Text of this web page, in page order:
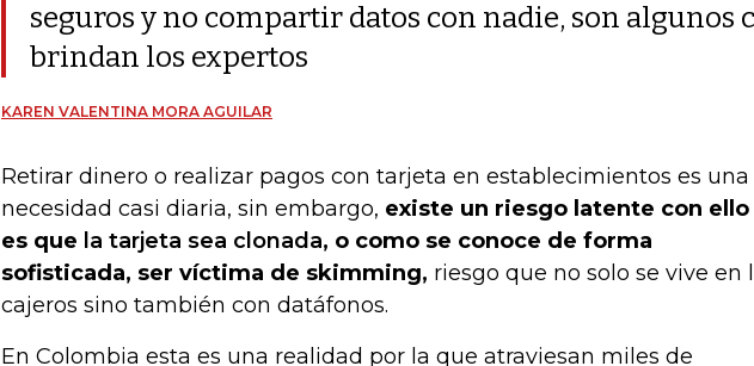
seguros y no compartir datos con nadie, son algunos
brindan los expertos
KAREN VALENTINA MORA AGUILAR
Retirar dinero o realizar pagos con tarjeta en establecimientos es una
necesidad casi diaria, sin embargo, existe un riesgo latente con ello
es que la tarjeta sea clonada, o como se conoce de forma
sofisticada, ser víctima de skimming, riesgo que no solo se vive en
cajeros sino también con datáfonos.
En Colombia esta es una realidad por la que atraviesan miles de